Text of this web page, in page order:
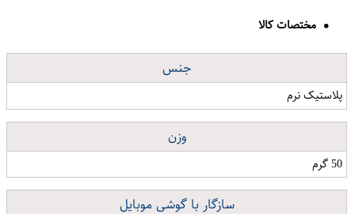
مختصات کالا
جنس
پلاستیک نرم
وزن
50 گرم
سازگار با گوشی موبایل